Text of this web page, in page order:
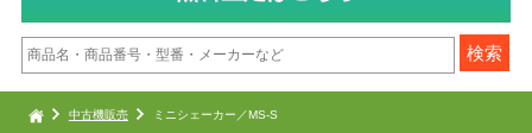
中古機販売 ミニシェーカー／MS-S